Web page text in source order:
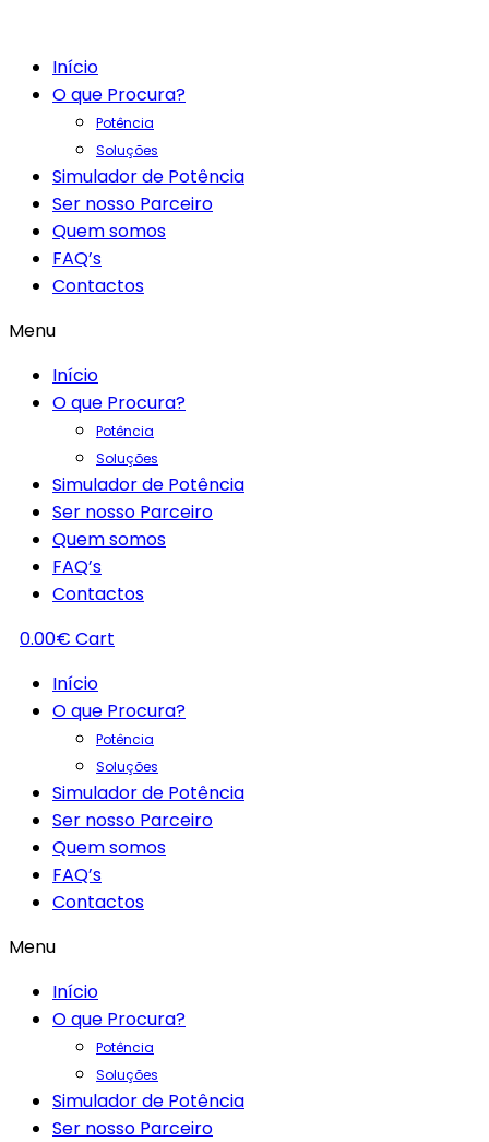
Início
O que Procura?
Potência
Soluções
Simulador de Potência
Ser nosso Parceiro
Quem somos
FAQ’s
Contactos
Menu
Início
O que Procura?
Potência
Soluções
Simulador de Potência
Ser nosso Parceiro
Quem somos
FAQ’s
Contactos
0.00€ Cart
Início
O que Procura?
Potência
Soluções
Simulador de Potência
Ser nosso Parceiro
Quem somos
FAQ’s
Contactos
Menu
Início
O que Procura?
Potência
Soluções
Simulador de Potência
Ser nosso Parceiro